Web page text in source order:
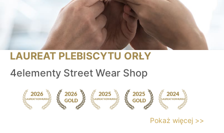
LAUREAT PLEBISCYTU ORŁY
4elementy Street Wear Shop
Pokaż więcej >>